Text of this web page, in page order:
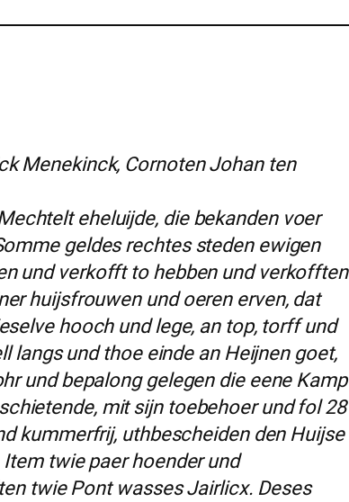
Menekinck, Cornoten Johan ten
eheluijde, die bekanden voer
geldes rechtes steden ewigen
und verkofft to hebben und verkofften
huijsfrouwen und oeren erven, dat
hooch und lege, an top, torff und
langs und thoe einde an Heijnen goet,
und bepalong gelegen die eene Kamp
mit sijn toebehoer und fol 28
kummerfrij, uthbescheiden den Huijse
twie paer hoender und
twie Pont wasses Jairlicx. Deses